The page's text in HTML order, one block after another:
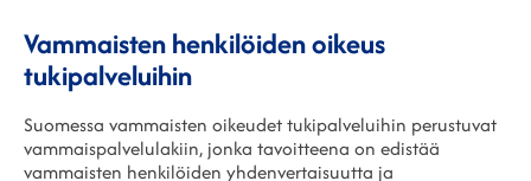
Vammaisten henkilöiden oikeus
tukipalveluihin
Suomessa vammaisten oikeudet tukipalveluihin perustuvat
vammaispalvelulakiin, jonka tavoitteena on edistää
vammaisten henkilöiden yhdenvertaisuutta ja